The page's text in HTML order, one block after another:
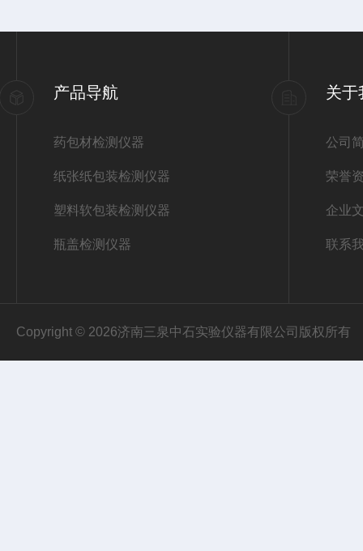
产品导航
药包材检测仪器
纸张纸包装检测仪器
塑料软包装检测仪器
瓶盖检测仪器
关于
公司
荣誉
企业
联系
Copyright © 2026济南三泉中石实验仪器有限公司版权所有